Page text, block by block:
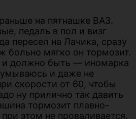
на пятнашке ВАЗ.
педаль в пол и визг
пересел на Лачика, сразу
больно мягко он тормозит.
и должно быть — иномарка
и даже не
скорости от 60, чтобы
ну прилично так давить
тормозит плавно-
этом не проваливается.